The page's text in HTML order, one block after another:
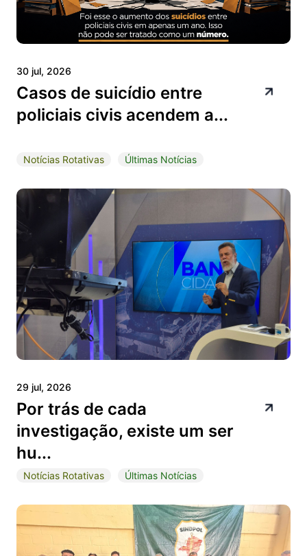
30 jul, 2026
Casos de suicídio entre
policiais civis acendem a...
Notícias Rotativas Últimas Notícias
29 jul, 2026
Por trás de cada
investigação, existe um ser
hu...
Notícias Rotativas Últimas Notícias